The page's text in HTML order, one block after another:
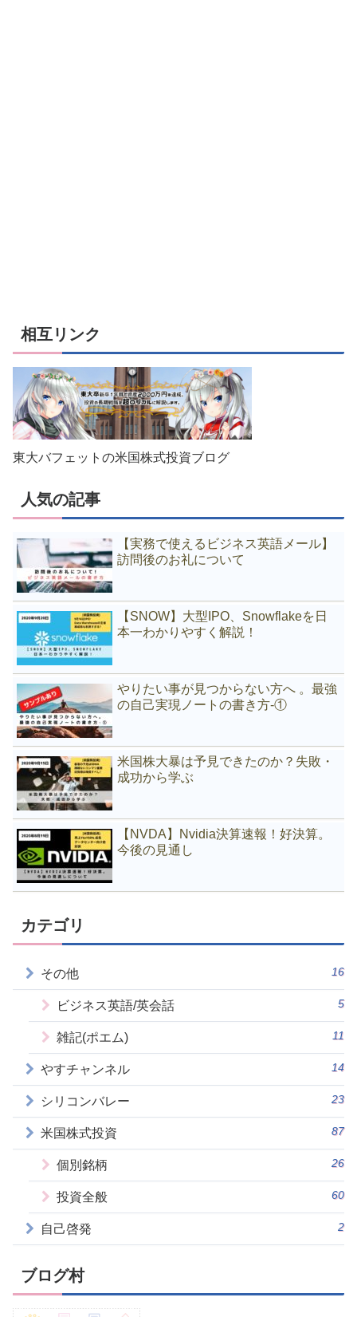
相互リンク
東大バフェットの米国株式投資ブログ
人気の記事
【実務で使えるビジネス英語メール】
訪問後のお礼について
【SNOW】大型IPO、Snowflakeを日
本一わかりやすく解説！
やりたい事が見つからない方へ 。最強
の自己実現ノートの書き方-①
米国株大暴は予見できたのか？失敗・
成功から学ぶ
【NVDA】Nvidia決算速報！好決算。
今後の見通し
カテゴリ
その他 16
ビジネス英語/英会話 5
雑記(ポエム) 11
やすチャンネル 14
シリコンバレー 23
米国株式投資 87
個別銘柄 26
投資全般 60
自己啓発 2
ブログ村